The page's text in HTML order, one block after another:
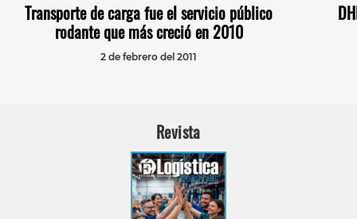
Transporte de carga fue el servicio público
rodante que más creció en 2010
2 de febrero del 2011
Revista